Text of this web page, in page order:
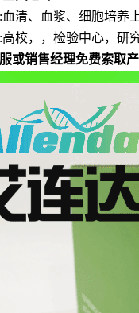
:血清、血浆、细胞培养
:高校，，检验中心，研
或销售经理免费索取